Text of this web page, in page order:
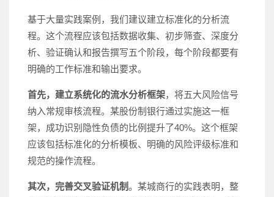
基于大量实践案例，我们建议建立标准化的分析流
程。这个流程应该包括数据收集、初步筛查、深度分
析、验证确认和报告撰写五个阶段，每个阶段都要有
明确的工作标准和输出要求。
首先，建立系统化的流水分析框架，将五大风险信号
纳入常规审核流程。某股份制银行通过实施这一框
架，成功识别隐性负债的比例提升了40%。这个框架
应该包括标准化的分析模板、明确的风险评级标准和
规范的操作流程。
其次，完善交叉验证机制。某城商行的实践表明，整